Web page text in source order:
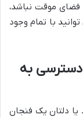
موقت نباشد،
با تمام وجود
دسترسی به
یا دلتان یک فنجان